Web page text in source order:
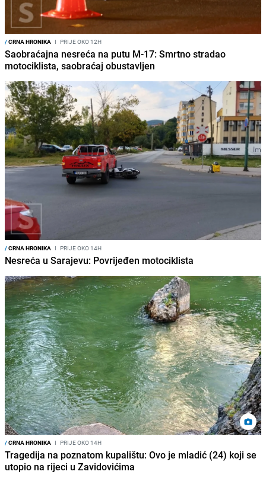
/CRNA HRONIKA I PRIJE OKO 12H
Saobraćajna nesreća na putu M-17: Smrtno stradao
motociklista, saobraćaj obustavljen
/CRNA HRONIKA I PRIJE OKO 14H
Nesreća u Sarajevu: Povrijeđen motociklista
/CRNA HRONIKA I PRIJE OKO 14H
Tragedija na poznatom kupalištu: Ovo je mladić (24) koji se
utopio na rijeci u Zavidovićima